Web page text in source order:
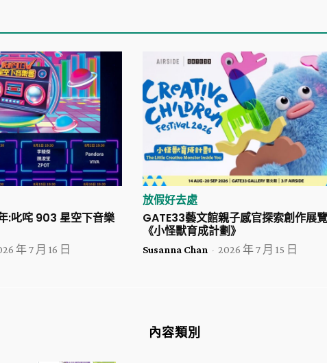
:叱咤 903 星空下音樂
年 7 月 16 日
放假好去處
GATE33藝文館親子感官探索創作展覽
《小怪獸育成計劃》
Susanna Chan - 2026 年 7 月 15 日
內容類別